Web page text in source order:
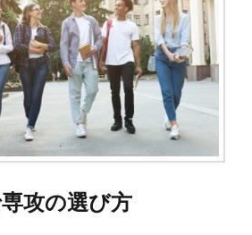
攻の選び方